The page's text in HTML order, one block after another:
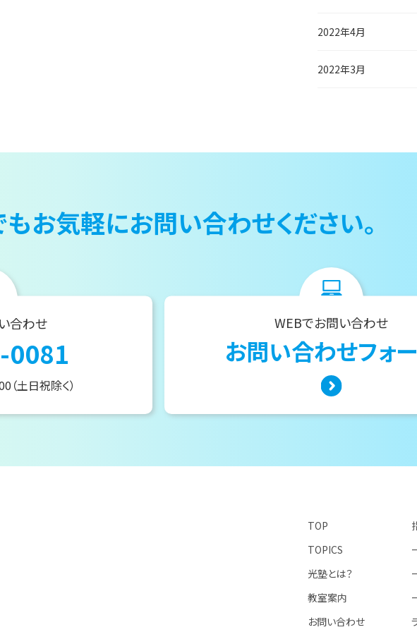
2022年4月
2022年3月
もお気軽にお問い合わせください。
合わせ
0081
土日祝除く）
WEBでお問い合わせ
お問い合わせフォ
TOP
TOPICS
光塾とは？
教室案内
お問い合わせ